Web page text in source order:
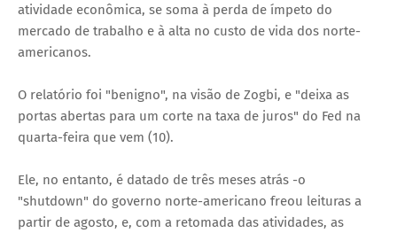
atividade econômica, se soma à perda de ímpeto do
mercado de trabalho e à alta no custo de vida dos norte-
americanos.
O relatório foi "benigno", na visão de Zogbi, e "deixa as
portas abertas para um corte na taxa de juros" do Fed na
quarta-feira que vem (10).
Ele, no entanto, é datado de três meses atrás -o
"shutdown" do governo norte-americano freou leituras a
partir de agosto, e, com a retomada das atividades, as